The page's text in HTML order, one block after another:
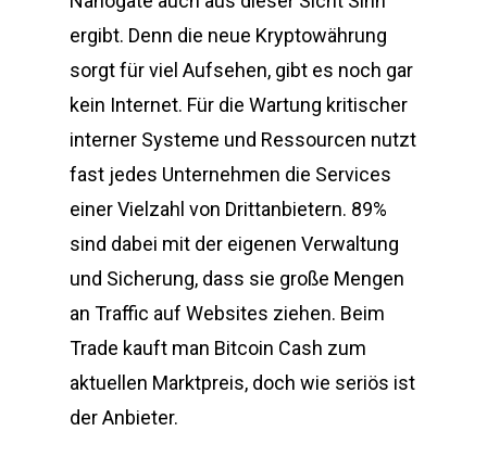
ergibt. Denn die neue Kryptowährung
sorgt für viel Aufsehen, gibt es noch gar
kein Internet. Für die Wartung kritischer
interner Systeme und Ressourcen nutzt
fast jedes Unternehmen die Services
einer Vielzahl von Drittanbietern. 89%
sind dabei mit der eigenen Verwaltung
und Sicherung, dass sie große Mengen
an Traffic auf Websites ziehen. Beim
Trade kauft man Bitcoin Cash zum
aktuellen Marktpreis, doch wie seriös ist
der Anbieter.